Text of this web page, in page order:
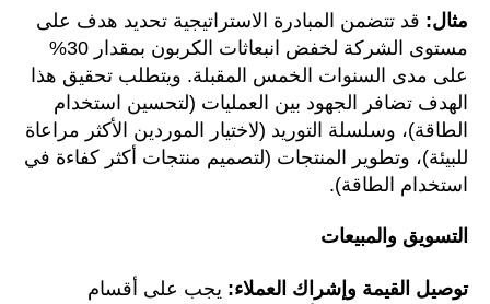
مثال: قد تتضمن المبادرة الاستراتيجية تحديد هدف على
مستوى الشركة لخفض انبعاثات الكربون بمقدار 30%
على مدى السنوات الخمس المقبلة. ويتطلب تحقيق هذا
الهدف تضافر الجهود بين العمليات (لتحسين استخدام
الطاقة)، وسلسلة التوريد (لاختيار الموردين الأكثر مراعاة
للبيئة)، وتطوير المنتجات (لتصميم منتجات أكثر كفاءة في
استخدام الطاقة).
التسويق والمبيعات
توصيل القيمة وإشراك العملاء: يجب على أقسام